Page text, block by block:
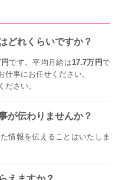
どれくらいですか？
円です。平均月給は17.7万円で
事にお任せください。
ださい。
が伝わりませんか？
情報を伝えることはいたしま